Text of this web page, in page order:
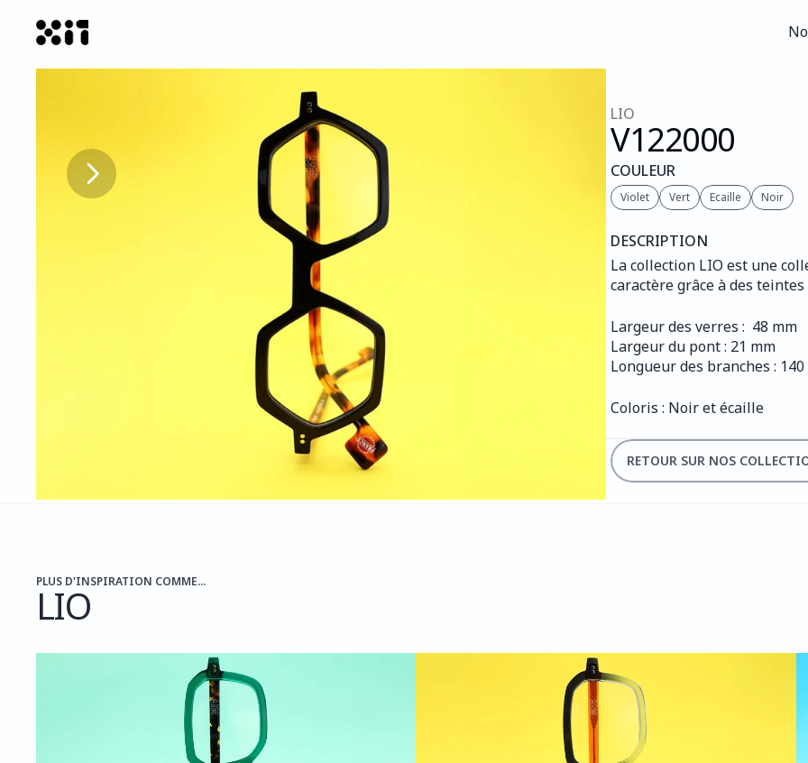
LIO
V122000
COULEUR
Violet Vert Ecaille Noir
DESCRIPTION
La collection LIO est une
caractère grâce à des
Largeur des verres :  48 mm
Largeur du pont : 21 mm
Longueur des branches :
Coloris : Noir et écaille
RETOUR SUR NOS
PLUS D'INSPIRATION COMME...
LIO